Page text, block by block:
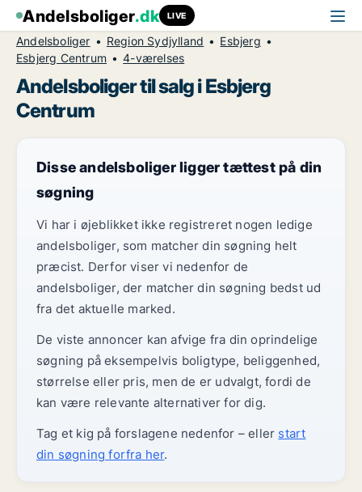
Andelsboliger.dk LIVE
Andelsboliger Region Sydjylland
Esbjerg
Esbjerg Centrum
4-værelses
Andelsboliger til salg i Esbjerg
Centrum
Disse andelsboliger ligger tættest på din
søgning
Vi har i øjeblikket ikke registreret nogen ledige
andelsboliger, som matcher din søgning helt
præcist. Derfor viser vi nedenfor de
andelsboliger, der matcher din søgning bedst ud
fra det aktuelle marked.
De viste annoncer kan afvige fra din oprindelige
søgning på eksempelvis boligtype, beliggenhed,
størrelse eller pris, men de er udvalgt, fordi de
kan være relevante alternativer for dig.
Tag et kig på forslagene nedenfor – eller start
din søgning forfra her.